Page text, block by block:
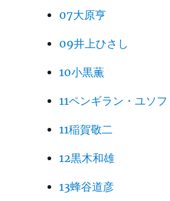
07大原亨
09井上ひさし
10小黒薫
11ペンギラン・ユソフ
11稲賀敬二
12黒木和雄
13蜂谷道彦